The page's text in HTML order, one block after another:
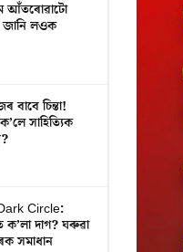
আঁতৰোৱাটো
জানি লওক
বাবে চিন্তা!
সাহিত্যিক
Circle:
ক’লা দাগ? ঘৰুৱা
সমাধান